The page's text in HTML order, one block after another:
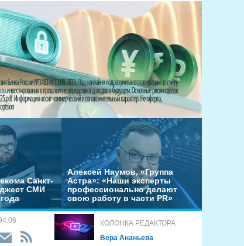
Санкт-
СМИ
Алексей Наумов, «Группа
Астра»: «Наши эксперты
профессионально делают
свою работу в части PR»
КОЛОНКА РЕДАКТОРА
Вера Ананьева